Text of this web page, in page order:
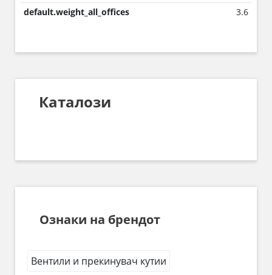
default.weight_all_offices
3.6
Каталози
Ознаки на брендот
Вентили и прекинувач кутии